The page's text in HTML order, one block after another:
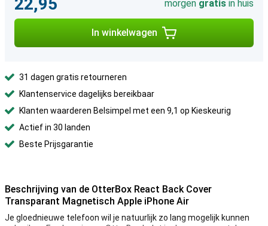
morgen gratis in huis
In winkelwagen
31 dagen gratis retourneren
Klantenservice dagelijks bereikbaar
Klanten waarderen Belsimpel met een 9,1 op Kieskeurig
Actief in 30 landen
Beste Prijsgarantie
Beschrijving van de OtterBox React Back Cover
Transparant Magnetisch Apple iPhone Air
Je gloednieuwe telefoon wil je natuurlijk zo lang mogelijk kunnen